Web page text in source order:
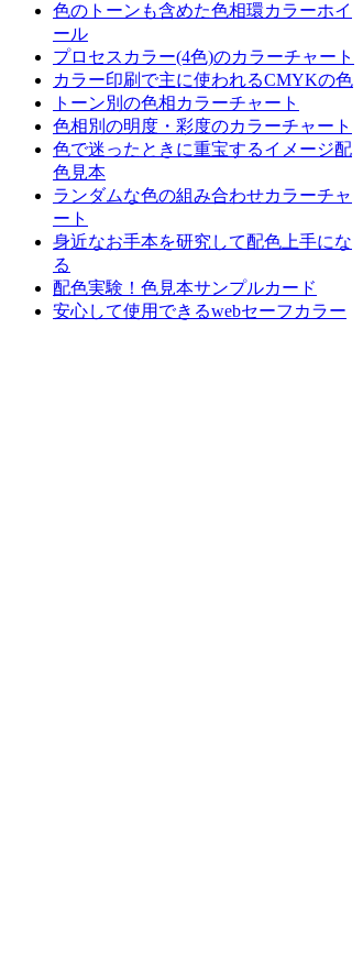
色のトーンも含めた色相環カラーホイ
ール
プロセスカラー(4色)のカラーチャート
カラー印刷で主に使われるCMYKの色
トーン別の色相カラーチャート
色相別の明度・彩度のカラーチャート
色で迷ったときに重宝するイメージ配
色見本
ランダムな色の組み合わせカラーチャ
ート
身近なお手本を研究して配色上手にな
る
配色実験！色見本サンプルカード
安心して使用できるwebセーフカラー